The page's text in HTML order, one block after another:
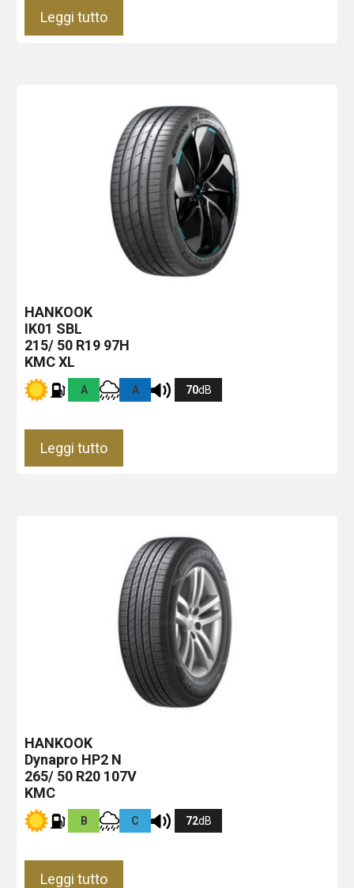
Leggi tutto
HANKOOK
IK01 SBL
215/ 50 R19 97H
KMC XL
A A 70dB
Leggi tutto
HANKOOK
Dynapro HP2 N
265/ 50 R20 107V
KMC
B C 72dB
Leggi tutto